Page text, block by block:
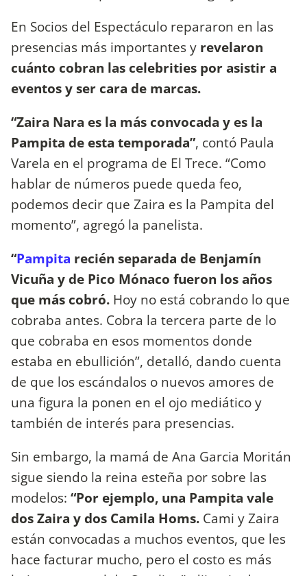
En Socios del Espectáculo repararon en las
presencias más importantes y revelaron
cuánto cobran las celebrities por asistir a
eventos y ser cara de marcas.
“Zaira Nara es la más convocada y es la
Pampita de esta temporada”, contó Paula
Varela en el programa de El Trece. “Como
hablar de números puede queda feo,
podemos decir que Zaira es la Pampita del
momento”, agregó la panelista.
“Pampita recién separada de Benjamín
Vicuña y de Pico Mónaco fueron los años
que más cobró. Hoy no está cobrando lo que
cobraba antes. Cobra la tercera parte de lo
que cobraba en esos momentos donde
estaba en ebullición”, detalló, dando cuenta
de que los escándalos o nuevos amores de
una figura la ponen en el ojo mediático y
también de interés para presencias.
Sin embargo, la mamá de Ana Garcia Moritán
sigue siendo la reina esteña por sobre las
modelos: “Por ejemplo, una Pampita vale
dos Zaira y dos Camila Homs. Cami y Zaira
están convocadas a muchos eventos, que les
hace facturar mucho, pero el costo es más